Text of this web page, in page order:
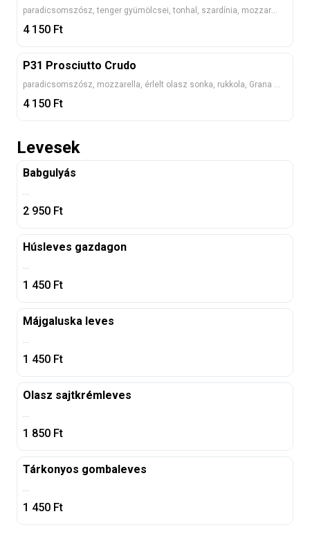
paradicsomszósz, tenger gyümölcsei, tonhal, szardínia, mozzarella
4 150 Ft
P31 Prosciutto Crudo
paradicsomszósz, mozzarella, érlelt olasz sonka, rukkola, Grana Padano, koktélparadicsom
4 150 Ft
Levesek
Babgulyás
...
2 950 Ft
Húsleves gazdagon
...
1 450 Ft
Májgaluska leves
...
1 450 Ft
Olasz sajtkrémleves
...
1 850 Ft
Tárkonyos gombaleves
...
1 450 Ft